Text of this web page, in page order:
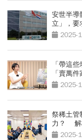
安世半導
立」，要
會拉警報
2025-
「帶這
「賣萬
務自由？
2025-
祭稀土管
力？ 解
2025-